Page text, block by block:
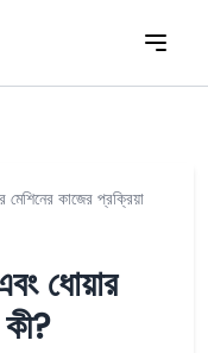
কাজের প্রক্রিয়া
ধোয়ার